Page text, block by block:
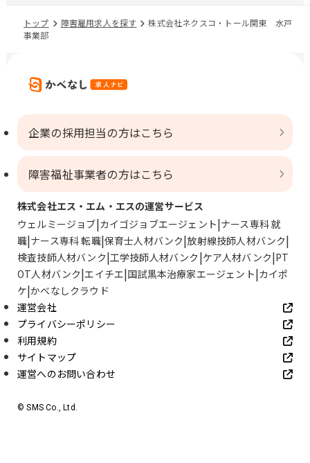
トップ 障害雇用求人を探す
株式会社ネクスコ・トール関東 水戸
事業部
企業の採用担当の方はこちら
障害福祉事業者の方はこちら
株式会社エス・エム・エスの運営サービス
ウェルミージョブ カイゴジョブエージェント ナース専科 就
職 ナース専科 転職 保育士人材バンク 放射線技師人材バンク
検査技師人材バンク 工学技師人材バンク ケア人材バンク PT
OT人材バンク エイチエ 国試黒本治療家エージェント カイポ
ケ かべなしクラウド
運営会社
プライバシーポリシー
利用規約
サイトマップ
運営へのお問い合わせ
© SMS Co., Ltd.